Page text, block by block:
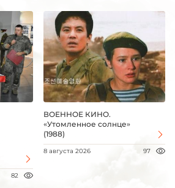
82
ВОЕННОЕ КИНО.
«Утомленное солнце»
(1988)
8 августа 2026 97